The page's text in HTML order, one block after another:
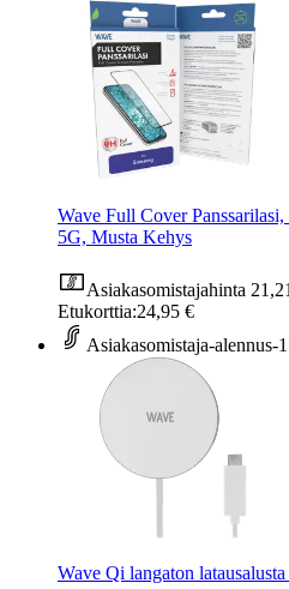
Wave Full Cover
5G, Musta Kehys
Asiakasomistajahinta
Etukorttia:24,95 €
Asiakasomistaja-alennus-
Wave Qi langaton